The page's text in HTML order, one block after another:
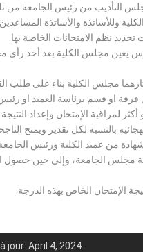
التأديب من رئيس الجامعة من
وللأساتذة والأساتذة
تحديد نظم الامتحانات الخاصة بها.
يعين مجلس الكلية بعد أخذ
مجلس الكلية بناء على طلب
او قسم برئاسة العميد او
لمراقبة الإمتحان وإعداد النتيجة.
بالنسبة لكل تقدير ويمنح
من عميد الكلية ورئيس
مجلس الجامعة، وإلى حين حصول
الإمتحان الخاص بهذه الدرجة.
jour: April 4, 2024